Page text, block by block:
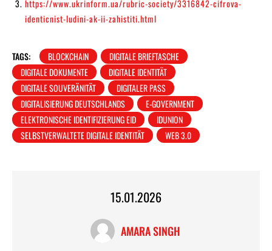
https://www.ukrinform.ua/rubric-society/3316842-cifrova-
identicnist-ludini-ak-ii-zahistiti.html
TAGS: BLOCKCHAIN
DIGITALE BRIEFTASCHE
DIGITALE DOKUMENTE
DIGITALE IDENTITÄT
DIGITALE SOUVERÄNITÄT
DIGITALER PASS
DIGITALISIERUNG DEUTSCHLANDS
E-GOVERNMENT
ELEKTRONISCHE IDENTIFIZIERUNG EID
IDUNION
SELBSTVERWALTETE DIGITALE IDENTITÄT
WEB 3.0
15.01.2026
AMARA SINGH